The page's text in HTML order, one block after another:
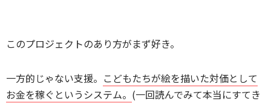
このプロジェクトのあり方がまず好き。
一方的じゃない支援。 こどもたちが絵を描いた対価として
お金を稼ぐというシステム。 (一回読んでみて本当にすてき